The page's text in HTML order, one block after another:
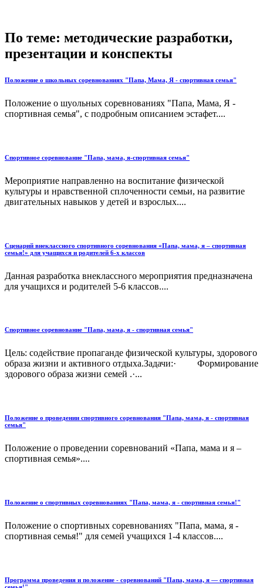
По теме: методические разработки,
презентации и конспекты
Положение о школьных соревнованиях "Папа, Мама, Я - спортивная семья"
Положение о шуольных соревнованиях "Папа, Мама, Я -
спортивная семья", с подробным описанием эстафет....
Спортивное соревнование "Папа, мама, я-спортивная семья"
Мероприятие направленно на воспитание физической
культуры и нравственной сплоченности семьи, на развитие
двигательных навыков у детей и взрослых....
Сценарий внеклассного спортивного соревнования «Папа, мама, я – спортивная
семья!» для учащихся и родителей 6-х классов
Данная разработка внеклассного мероприятия предназначена
для учащихся и родителей 5-6 классов....
Спортивное соревнование "Папа, мама, я - спортивная семья"
Цель: содействие пропаганде физической культуры, здорового
образа жизни и активного отдыха.Задачи:· Формирование
здорового образа жизни семей .·...
Положение о проведении спортивного соревнования "Папа, мама, я - спортивная
семья"
Положение о проведении соревнований «Папа, мама и я –
спортивная семья»....
Положение о спортивных соревнованиях "Папа, мама, я - спортивная семья!"
Положение о спортивных соревнованиях "Папа, мама, я -
спортивная семья!" для семей учащихся 1-4 классов....
Программа проведения и положение - соревнований "Папа, мама, я — спортивная